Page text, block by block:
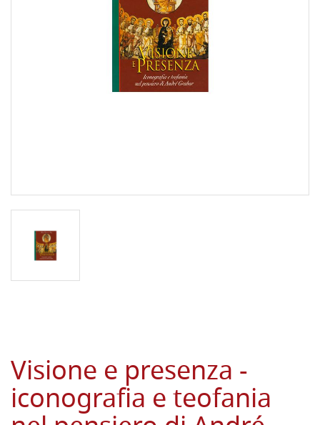
Visione e presenza -
iconografia e teofania